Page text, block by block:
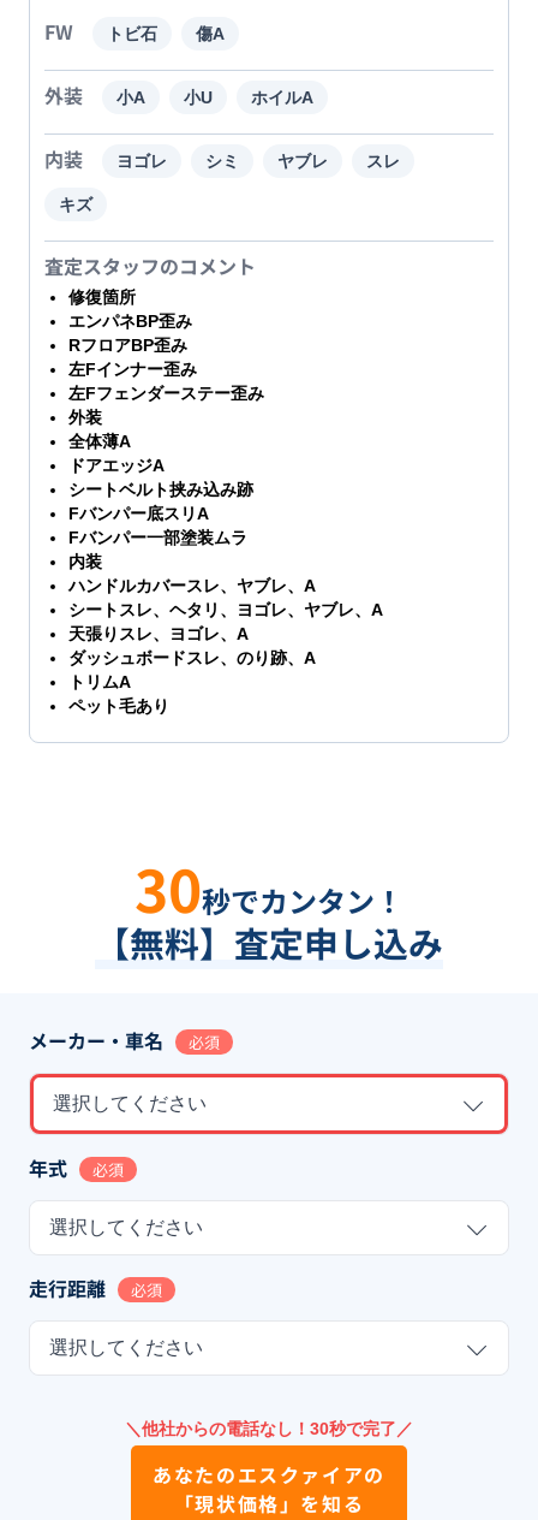
FW トビ石 傷A
外装 小A 小U ホイルA
内装 ヨゴレ シミ ヤブレ スレ
キズ
査定スタッフのコメント
修復箇所
エンパネBP歪み
RフロアBP歪み
左Fインナー歪み
左Fフェンダーステー歪み
外装
全体薄A
ドアエッジA
シートベルト挟み込み跡
Fバンパー底スリA
Fバンパー一部塗装ムラ
内装
ハンドルカバースレ、ヤブレ、A
シートスレ、ヘタリ、ヨゴレ、ヤブレ、A
天張りスレ、ヨゴレ、A
ダッシュボードスレ、のり跡、A
トリムA
ペット毛あり
30秒でカンタン！
【無料】査定申し込み
メーカー・車名 必須
選択してください
年式 必須
選択してください
走行距離 必須
選択してください
＼他社からの電話なし！30秒で完了／
あなたのエスクァイアの
「現状価格」を知る